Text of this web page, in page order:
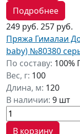
Подробнее
249 руб. 257 руб.
Пряжа Гималаи
baby) №80380
По составу: 100%
Вес, г: 100
Длина, м: 120
В наличии: 9 шт
В корзину